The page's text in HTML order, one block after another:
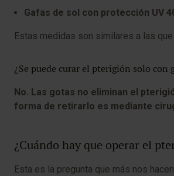
Gafas de sol con protección UV
Estas medidas son similares a las
¿Se puede curar el pterigión solo con
No. Las gotas no eliminan el
forma de retirarlo es mediante
¿Cuándo hay que operar el
Esta es la pregunta que más nos